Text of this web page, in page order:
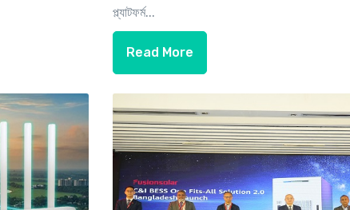
প্ল্যাটফর্ম...
Read More